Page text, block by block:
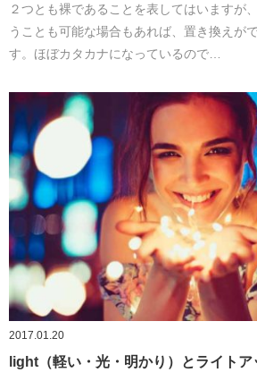
２つとも裸であることを表してはいますが
うことも可能な場合もあれば、置き換えが
す。ほぼカタカナになっているので…
2017.01.20
light（軽い・光・明かり）とライト